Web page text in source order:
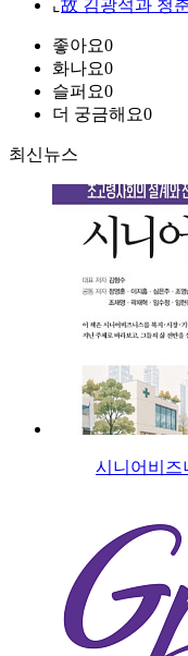
⌞ 故 김광석과 청
좋아요0
화나요0
슬퍼요0
더 궁금해요0
최신뉴스
시니어비즈